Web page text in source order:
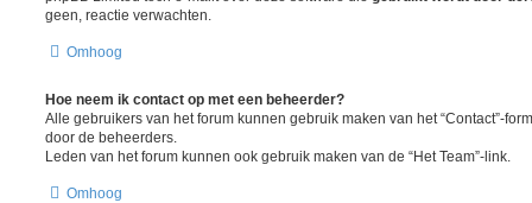
geen, reactie verwachten.
Omhoog
Hoe neem ik contact op met een beheerder?
Alle gebruikers van het forum kunnen gebruik maken van het “Contact”-
door de beheerders.
Leden van het forum kunnen ook gebruik maken van de “Het Team”-link.
Omhoog